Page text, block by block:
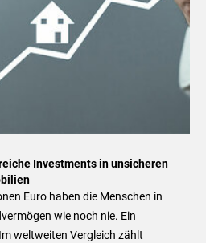
Investments in unsicheren
Euro haben die Menschen in
wie noch nie. Ein
weltweiten Vergleich zählt